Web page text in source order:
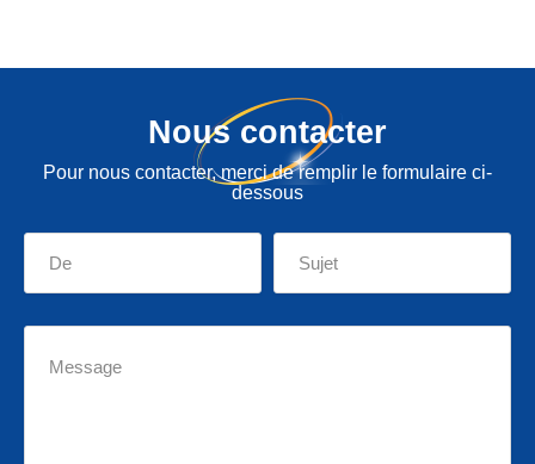
Nous contacter
Pour nous contacter, merci de remplir le formulaire ci-
dessous